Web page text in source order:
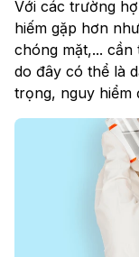
Với các trường
hiếm gặp hơn
chóng mặt,...
do đây có thể là
trọng, nguy hiểm